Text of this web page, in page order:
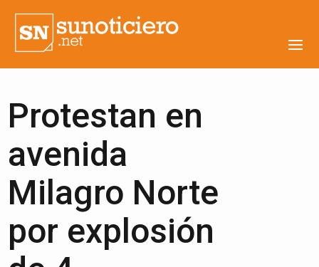
Protestan en
avenida
Milagro Norte
por explosión